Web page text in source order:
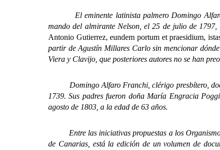
El eminente latinista palmero Domingo Alfaro
mando del almirante Nelson, el 25 de julio de 1797,
Antonio Gutierrez, eundem portum et praesidium,
partir de Agustín Millares Carlo sin mencionar
Viera y Clavijo, que posteriores autores no se han
Domingo Alfaro Franchi, clérigo presbítero,
1739. Sus padres fueron doña María Engracia
agosto de 1803, a la edad de 63 años.
Entre las iniciativas propuestas a los Organismos
de Canarias, está la edición de un volumen de